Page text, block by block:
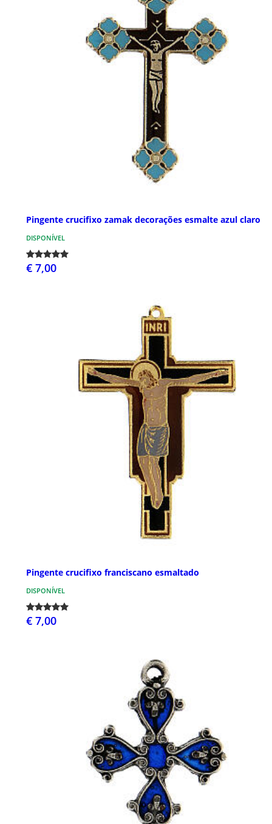
Pingente crucifixo zamak decorações esmalte azul claro
DISPONÍVEL
€ 7,00
Pingente crucifixo franciscano esmaltado
DISPONÍVEL
€ 7,00